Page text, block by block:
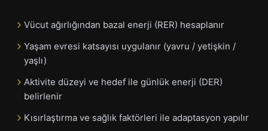
Vücut ağırlığından bazal enerji (RER) hesaplanır
Yaşam evresi katsayısı uygulanır (yavru / yetişkin /
yaşlı)
Aktivite düzeyi ve hedef ile günlük enerji (DER)
belirlenir
Kısırlaştırma ve sağlık faktörleri ile adaptasyon yapılır